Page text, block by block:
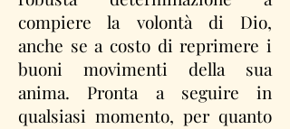
compiere la volontà di Dio,
anche se a costo di reprimere i
buoni movimenti della sua
anima. Pronta a seguire in
qualsiasi momento, per quanto